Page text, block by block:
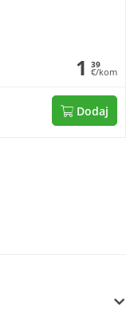
1 39
€/kom
Dodaj